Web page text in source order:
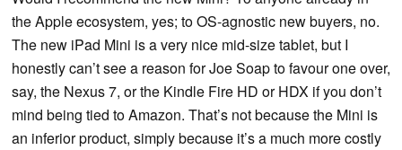
the Apple ecosystem, yes; to OS-agnostic new buyers, no.
The new iPad Mini is a very nice mid-size tablet, but I
honestly can’t see a reason for Joe Soap to favour one over,
say, the Nexus 7, or the Kindle Fire HD or HDX if you don’t
mind being tied to Amazon. That’s not because the Mini is
an inferior product, simply because it’s a much more costly